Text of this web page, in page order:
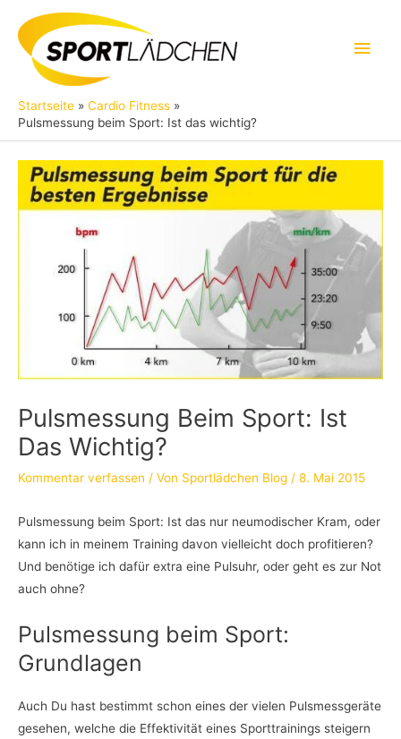
Inhalt
springen
Startseite
Cardio Fitness
Pulsmessung beim Sport: Ist das wichtig?
Pulsmessung Beim Sport: Ist
Das Wichtig?
Kommentar verfassen / Von Sportlädchen Blog / 8. Mai 2015
Pulsmessung beim Sport: Ist das nur neumodischer Kram, oder
kann ich in meinem Training davon vielleicht doch profitieren?
Und benötige ich dafür extra eine Pulsuhr, oder geht es zur Not
auch ohne?
Pulsmessung beim Sport:
Grundlagen
Auch Du hast bestimmt schon eines der vielen Pulsmessgeräte
gesehen, welche die Effektivität eines Sporttrainings steigern